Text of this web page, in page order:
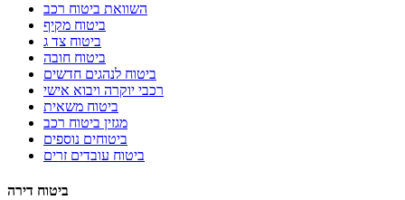
השוואת ביטוח רכב
ביטוח מקיף
ביטוח צד ג
ביטוח חובה
ביטוח לנהגים חדשים
רכבי יוקרה ויבוא אישי
ביטוח משאית
מגזין ביטוח רכב
ביטוחים נוספים
ביטוח עובדים זרים
ביטוח דירה